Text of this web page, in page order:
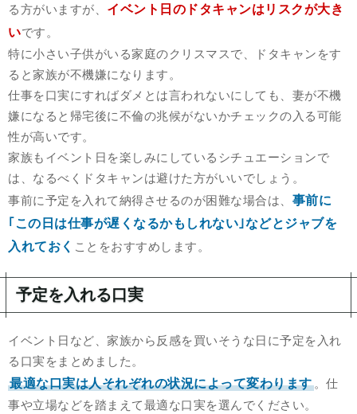
る方がいますが、 イベント日のドタキャンはリスクが大き
いです。
特に小さい子供がいる家庭のクリスマスで、ドタキャンをす
ると家族が不機嫌になります。
仕事を口実にすればダメとは言われないにしても、妻が不機
嫌になると帰宅後に不倫の兆候がないかチェックの入る可能
性が高いです。
家族もイベント日を楽しみにしているシチュエーションで
は、なるべくドタキャンは避けた方がいいでしょう。
事前に予定を入れて納得させるのが困難な場合は、 事前に
｢この日は仕事が遅くなるかもしれない｣などとジャブを
入れておく ことをおすすめします。
予定を入れる口実
イベント日など、家族から反感を買いそうな日に予定を入れ
る口実をまとめました。
最適な口実は人それぞれの状況によって変わります。仕
事や立場などを踏まえて最適な口実を選んでください。